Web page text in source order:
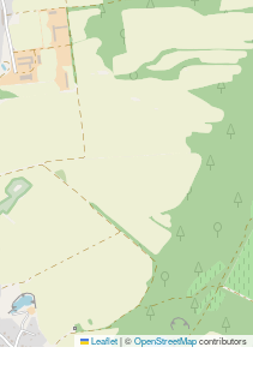
Leaflet|©OpenStreetMapcontributors